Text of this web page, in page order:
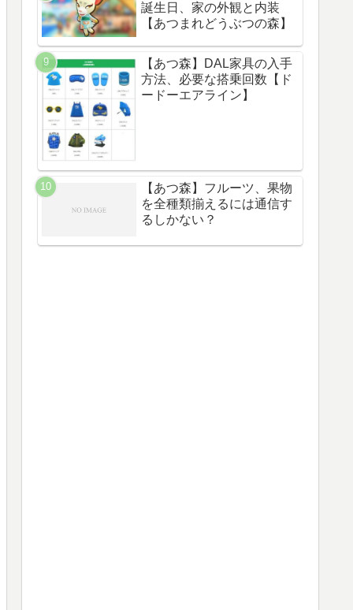
誕生日、家の外観と内装
【あつまれどうぶつの森】
【あつ森】DAL家具の入手
方法、必要な搭乗回数【ド
ードーエアライン】
【あつ森】フルーツ、果物
を全種類揃えるには通信す
るしかない？